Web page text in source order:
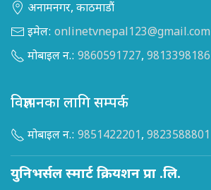
अनामनगर, काठमाडौं
इमेल: onlinetvnepal123@gmail.com
मोबाइल न.: 9860591727, 9813398186
विज्ञापनका लागि सम्पर्क
मोबाइल न.: 9851422201, 9823588801
युनिभर्सल स्मार्ट क्रियशन प्रा .लि.